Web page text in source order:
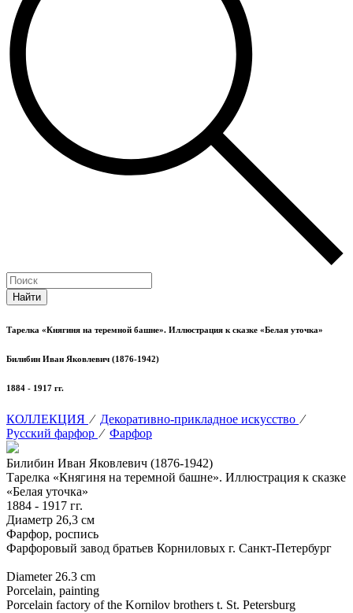
Тарелка «Княгиня на теремной башне». Иллюстрация к сказке «Белая уточка»
Билибин Иван Яковлевич (1876-1942)
1884 - 1917 гг.
КОЛЛЕКЦИЯ ⁄ Декоративно-прикладное искусство ⁄
Русский фарфор ⁄ Фарфор
Билибин Иван Яковлевич (1876-1942)
Тарелка «Княгиня на теремной башне». Иллюстрация к сказке
«Белая уточка»
1884 - 1917 гг.
Диаметр 26,3 см
Фарфор, роспись
Фарфоровый завод братьев Корниловых г. Санкт-Петербург
Diameter 26.3 cm
Porcelain, painting
Porcelain factory of the Kornilov brothers t. St. Petersburg